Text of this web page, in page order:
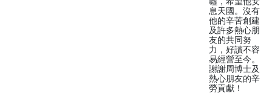
息天國。沒有
他的辛苦創建
及許多熱心朋
友的共同努
力，好讀不容
易經營至今。
謝謝周博士及
熱心朋友的辛
勞貢獻！